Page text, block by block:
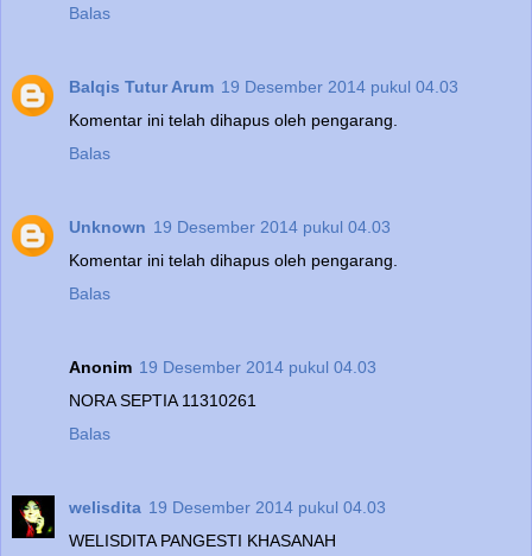
Balas
Balqis Tutur Arum 19 Desember 2014 pukul 04.03
Komentar ini telah dihapus oleh pengarang.
Balas
Unknown 19 Desember 2014 pukul 04.03
Komentar ini telah dihapus oleh pengarang.
Balas
Anonim 19 Desember 2014 pukul 04.03
NORA SEPTIA 11310261
Balas
welisdita 19 Desember 2014 pukul 04.03
WELISDITA PANGESTI KHASANAH